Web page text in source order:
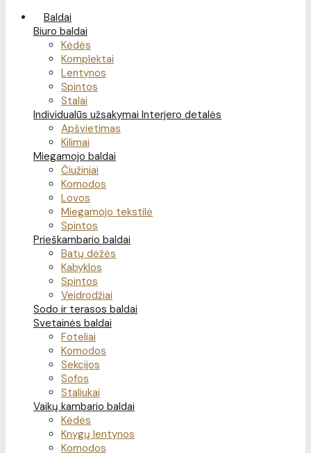
Baldai
Biuro baldai
Kėdės
Komplektai
Lentynos
Spintos
Stalai
Individualūs užsakymai Interjero detalės
Apšvietimas
Kilimai
Miegamojo baldai
Čiužiniai
Komodos
Lovos
Miegamojo tekstilė
Spintos
Prieškambario baldai
Batų dėžės
Kabyklos
Spintos
Veidrodžiai
Sodo ir terasos baldai
Svetainės baldai
Foteliai
Komodos
Sekcijos
Sofos
Staliukai
Vaikų kambario baldai
Kėdės
Knygų lentynos
Komodos